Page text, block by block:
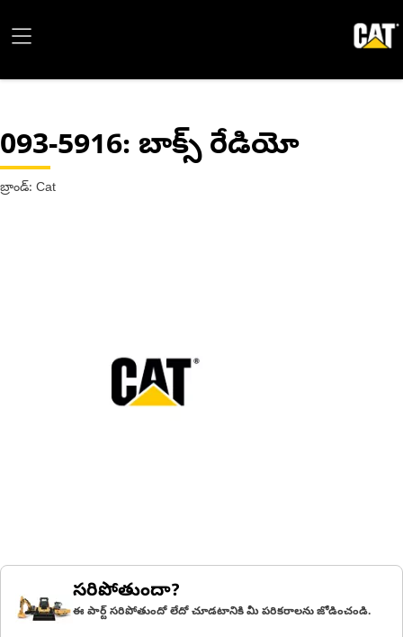
093-5916: బాక్స్ రేడియో
బ్రాండ్: Cat
సరిపోతుందా?
ఈ పార్ట్ సరిపోతుందో లేదో చూడటానికి మీ పరికరాలను జోడించండి.